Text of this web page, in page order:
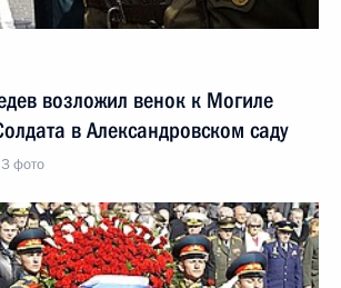
возложил венок к Могиле
в Александровском саду
3 фото